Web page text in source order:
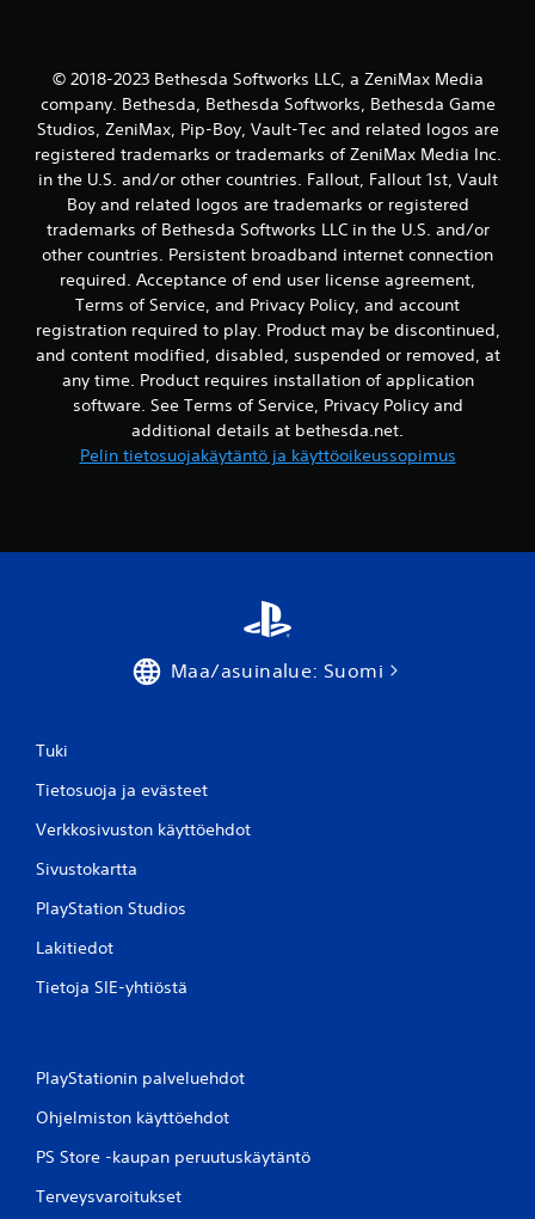
i
l
m
a
n
n
o
p
i
t
a
n
ä
p
p
ä
a
l
a
V
i
p
t
l
ä
a
l
© 2018-2023 Bethesda Softworks LLC, a ZeniMax Media
company. Bethesda, Bethesda Softworks, Bethesda Game
Studios, ZeniMax, Pip-Boy, Vault-Tec and related logos are
registered trademarks or trademarks of ZeniMax Media Inc.
in the U.S. and/or other countries. Fallout, Fallout 1st, Vault
Boy and related logos are trademarks or registered
trademarks of Bethesda Softworks LLC in the U.S. and/or
other countries. Persistent broadband internet connection
required. Acceptance of end user license agreement,
Terms of Service, and Privacy Policy, and account
registration required to play. Product may be discontinued,
and content modified, disabled, suspended or removed, at
any time. Product requires installation of application
software. See Terms of Service, Privacy Policy and
additional details at bethesda.net.
Pelin tietosuojakäytäntö ja käyttöoikeussopimus
Maa/asuinalue: Suomi
Tuki
Tietosuoja ja evästeet
Verkkosivuston käyttöehdot
Sivustokartta
PlayStation Studios
Lakitiedot
Tietoja SIE-yhtiöstä
PlayStationin palveluehdot
Ohjelmiston käyttöehdot
PS Store -kaupan peruutuskäytäntö
Terveysvaroitukset